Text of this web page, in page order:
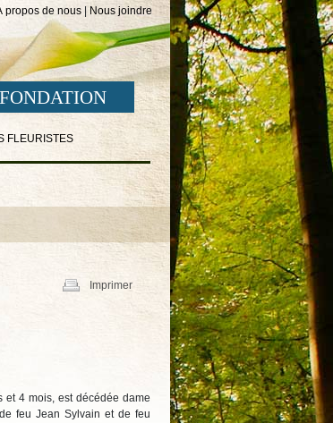
propos de nous Nous joindre
FLEURISTES
Imprimer
et 4 mois, est décédée dame
feu Jean Sylvain et de feu